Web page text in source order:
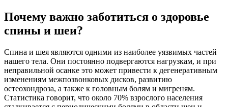
Почему важно заботиться о здоровье
спины и шеи?
Спина и шея являются одними из наиболее уязвимых частей
нашего тела. Они постоянно подвергаются нагрузкам, и при
неправильной осанке это может привести к дегенеративным
изменениям межпозвонковых дисков, развитию
остеохондроза, а также к головным болям и мигреням.
Статистика говорит, что около 70% взрослого населения